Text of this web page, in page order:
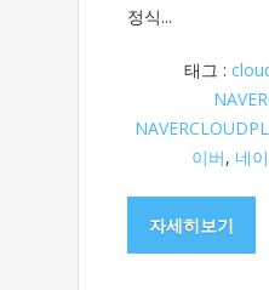
정식...
태그 :
이버, 네
자세히보기